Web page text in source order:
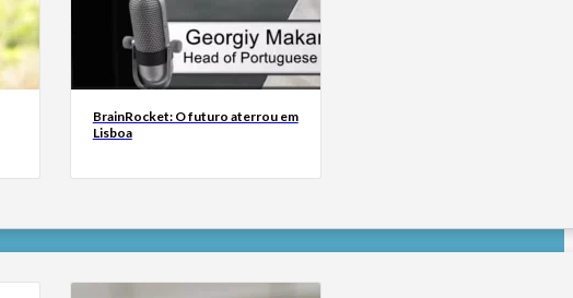
BrainRocket: O futuro aterrou em
Lisboa